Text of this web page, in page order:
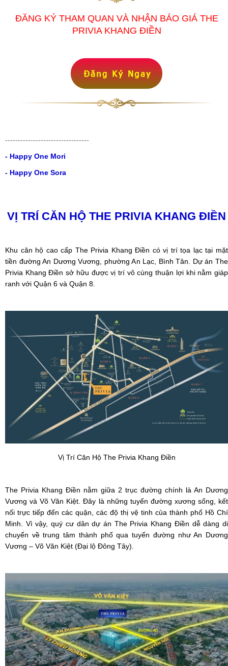
ĐĂNG KÝ THAM QUAN VÀ NHẬN BÁO GIÁ THE
PRIVIA KHANG ĐIỀN
---------------------------------
- Happy One Mori
- Happy One Sora
VỊ TRÍ CĂN HỘ THE PRIVIA KHANG ĐIỀN
Khu căn hộ cao cấp The Privia Khang Điền có vị trí tọa lạc tại mặt
tiền đường An Dương Vương, phường An Lạc, Bình Tân. Dự án The
Privia Khang Điền sở hữu được vị trí vô cùng thuận lợi khi nằm giáp
ranh với Quận 6 và Quận 8.
Vị Trí Căn Hộ The Privia Khang Điền
The Privia Khang Điền nằm giữa 2 trục đường chính là An Dương
Vương và Võ Văn Kiệt. Đây là những tuyến đường xương sống, kết
nối trực tiếp đến các quận, các độ thị vệ tinh của thành phố Hồ Chí
Minh. Vì vậy, quý cư dân dự án The Privia Khang Điền dễ dàng di
chuyển về trung tâm thành phố qua tuyến đường như An Dương
Vương – Võ Văn Kiệt (Đại lộ Đông Tây).